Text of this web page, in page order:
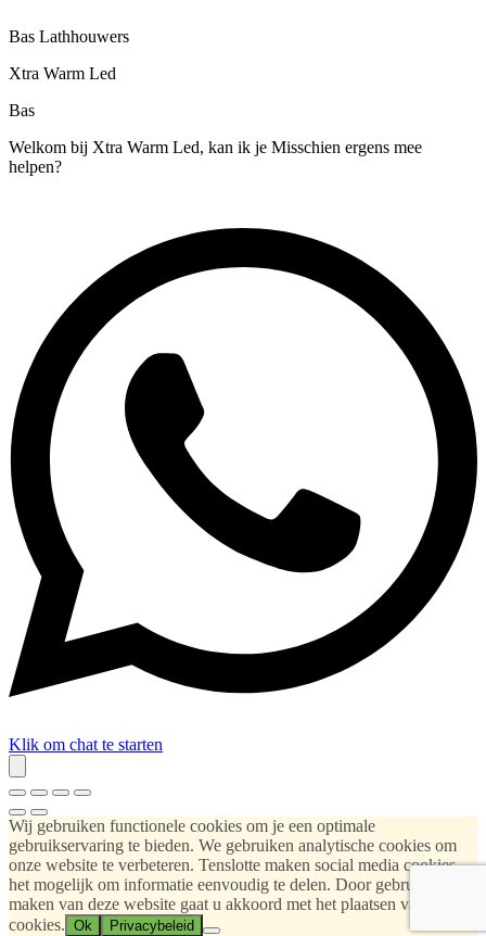
Bas Lathhouwers
Xtra Warm Led
Bas
Welkom bij Xtra Warm Led, kan ik je Misschien ergens mee
helpen?
Klik om chat te starten
Wij gebruiken functionele cookies om je een optimale
gebruikservaring te bieden. We gebruiken analytische cookies om
onze website te verbeteren. Tenslotte maken social media cookies
het mogelijk om informatie eenvoudig te delen. Door gebruik te
maken van deze website gaat u akkoord met het plaatsen van deze
cookies. Ok Privacybeleid